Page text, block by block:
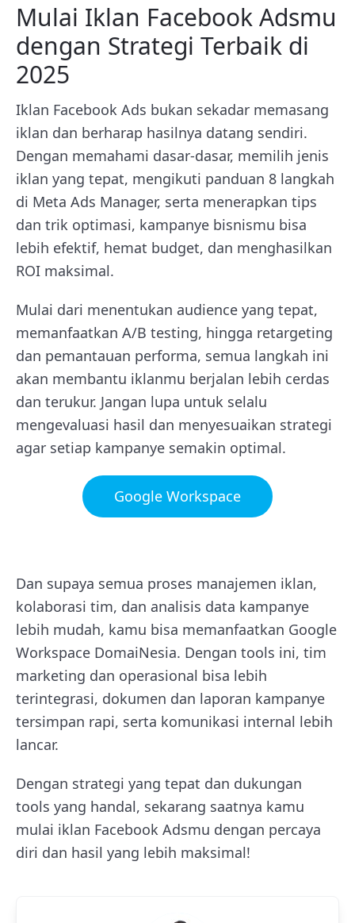
Mulai Iklan Facebook Adsmu
dengan Strategi Terbaik di
2025
Iklan Facebook Ads bukan sekadar memasang
iklan dan berharap hasilnya datang sendiri.
Dengan memahami dasar-dasar, memilih jenis
iklan yang tepat, mengikuti panduan 8 langkah
di Meta Ads Manager, serta menerapkan tips
dan trik optimasi, kampanye bisnismu bisa
lebih efektif, hemat budget, dan menghasilkan
ROI maksimal.
Mulai dari menentukan audience yang tepat,
memanfaatkan A/B testing, hingga retargeting
dan pemantauan performa, semua langkah ini
akan membantu iklanmu berjalan lebih cerdas
dan terukur. Jangan lupa untuk selalu
mengevaluasi hasil dan menyesuaikan strategi
agar setiap kampanye semakin optimal.
Google Workspace
Dan supaya semua proses manajemen iklan,
kolaborasi tim, dan analisis data kampanye
lebih mudah, kamu bisa memanfaatkan Google
Workspace DomaiNesia. Dengan tools ini, tim
marketing dan operasional bisa lebih
terintegrasi, dokumen dan laporan kampanye
tersimpan rapi, serta komunikasi internal lebih
lancar.
Dengan strategi yang tepat dan dukungan
tools yang handal, sekarang saatnya kamu
mulai iklan Facebook Adsmu dengan percaya
diri dan hasil yang lebih maksimal!